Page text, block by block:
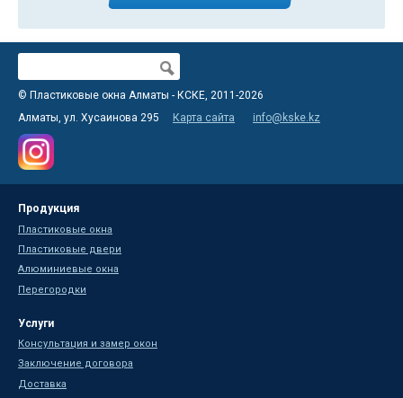
Форма поиска
© Пластиковые окна Алматы - КСКЕ, 2011-2026
Алматы, ул. Хусаинова 295
Карта сайта info@kske.kz
Продукция
Пластиковые окна
Пластиковые двери
Алюминиевые окна
Перегородки
Услуги
Консультация и замер окон
Заключение договора
Доставка